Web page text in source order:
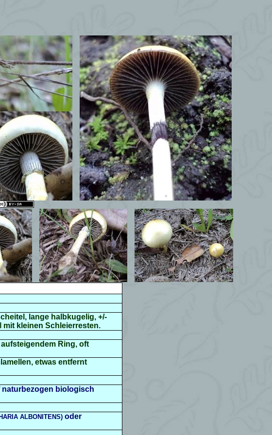
lange halbkugelig, +/-
kleinen Schleierresten.
Ring, oft
etwas entfernt
naturbezogen biologisch
ALBONITENS)oder